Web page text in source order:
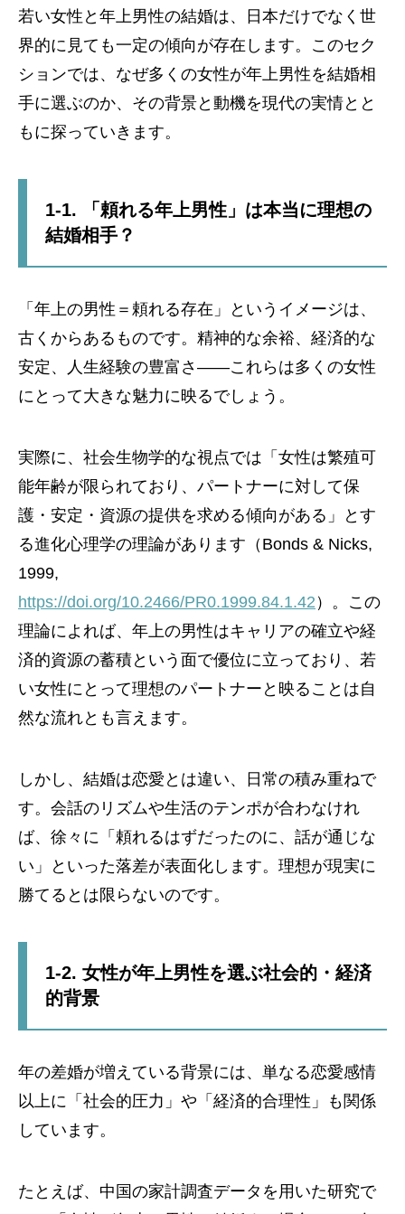
若い女性と年上男性の結婚は、日本だけでなく世
界的に見ても一定の傾向が存在します。このセク
ションでは、なぜ多くの女性が年上男性を結婚相
手に選ぶのか、その背景と動機を現代の実情とと
もに探っていきます。
1-1. 「頼れる年上男性」は本当に理想の
結婚相手？
「年上の男性＝頼れる存在」というイメージは、
古くからあるものです。精神的な余裕、経済的な
安定、人生経験の豊富さ――これらは多くの女性
にとって大きな魅力に映るでしょう。
実際に、社会生物学的な視点では「女性は繁殖可
能年齢が限られており、パートナーに対して保
護・安定・資源の提供を求める傾向がある」とす
る進化心理学の理論があります（Bonds & Nicks,
1999,
https://doi.org/10.2466/PR0.1999.84.1.42 ）。この
理論によれば、年上の男性はキャリアの確立や経
済的資源の蓄積という面で優位に立っており、若
い女性にとって理想のパートナーと映ることは自
然な流れとも言えます。
しかし、結婚は恋愛とは違い、日常の積み重ねで
す。会話のリズムや生活のテンポが合わなけれ
ば、徐々に「頼れるはずだったのに、話が通じな
い」といった落差が表面化します。理想が現実に
勝てるとは限らないのです。
1-2. 女性が年上男性を選ぶ社会的・経済
的背景
年の差婚が増えている背景には、単なる恋愛感情
以上に「社会的圧力」や「経済的合理性」も関係
しています。
たとえば、中国の家計調査データを用いた研究で